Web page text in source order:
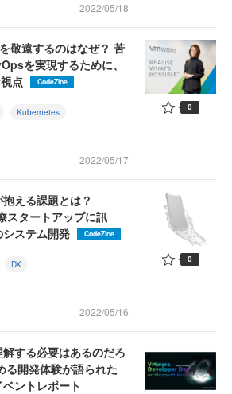
2022/05/18
敬遠するのはなぜ？ 苦
を実現するために、
点
CodeZine
Kubernetes
2022/05/17
0
える課題とは？
タートアップに訊
ステム開発
CodeZine
DX
2022/05/16
0
する必要はあるのだろ
る開発体験が語られた
ントレポート